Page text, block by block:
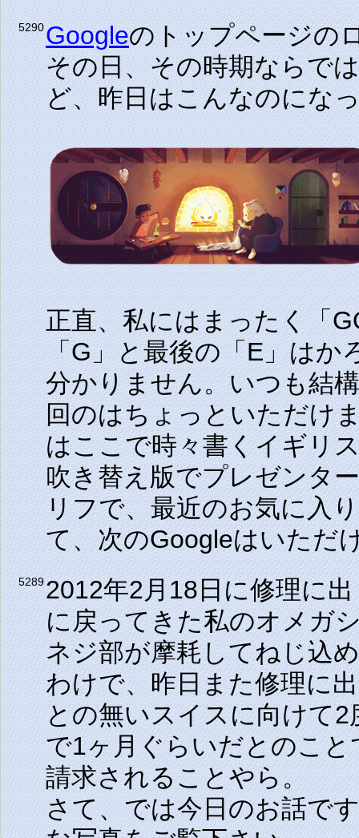
5290Googleのトップページの
その日、その時期ならで
ど、昨日はこんなのにな
正直、私にはまったく「
「G」と最後の「E」はか
分かりません。いつも結
回のはちょっといただけ
はここで時々書くイギリ
吹き替え版でプレゼンタ
リフで、最近のお気に入
て、次のGoogleはいただ
52892012年2月18日に修理に
に戻ってきた私のオメガ
ネジ部が摩耗してねじ込
わけで、昨日また修理に
との無いスイスに向けて
で1ヶ月ぐらいだとのこ
請求されることやら。
さて、では今日のお話で